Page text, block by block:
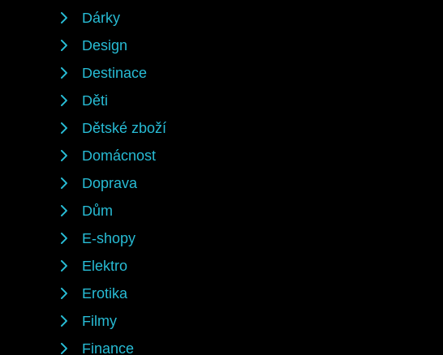
Dárky
Design
Destinace
Děti
Dětské zboží
Domácnost
Doprava
Dům
E-shopy
Elektro
Erotika
Filmy
Finance